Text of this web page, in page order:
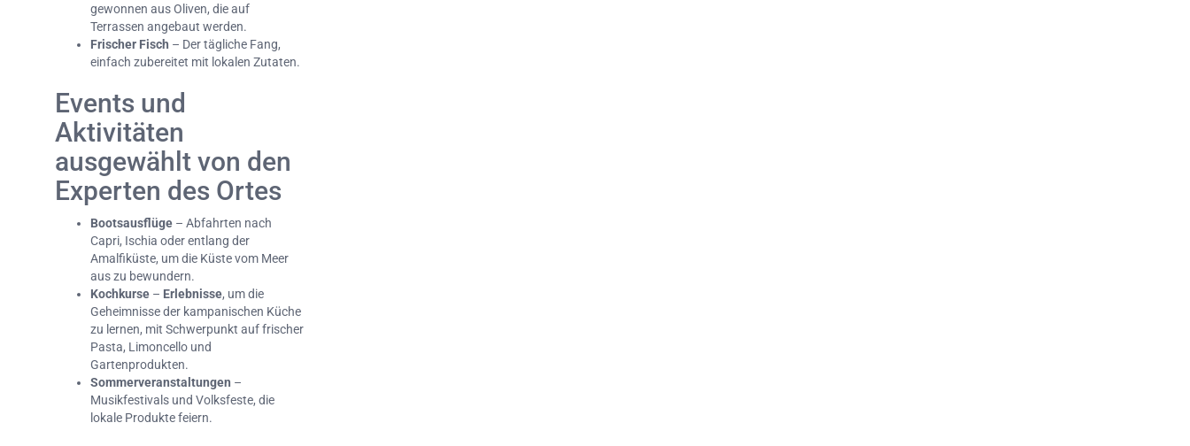
gewonnen aus Oliven, die auf
Terrassen angebaut werden.
Frischer Fisch – Der tägliche Fang,
einfach zubereitet mit lokalen Zutaten.
Events und
Aktivitäten
ausgewählt von den
Experten des Ortes
Bootsausflüge – Abfahrten nach
Capri, Ischia oder entlang der
Amalfiküste, um die Küste vom Meer
aus zu bewundern.
Kochkurse – Erlebnisse, um die
Geheimnisse der kampanischen Küche
zu lernen, mit Schwerpunkt auf frischer
Pasta, Limoncello und
Gartenprodukten.
Sommerveranstaltungen –
Musikfestivals und Volksfeste, die
lokale Produkte feiern.